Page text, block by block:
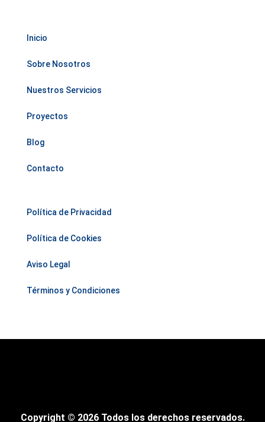
Inicio
Sobre Nosotros
Nuestros Servicios
Proyectos
Blog
Contacto
Política de Privacidad
Política de Cookies
Aviso Legal
Términos y Condiciones
Copyright © 2026 Todos los derechos reservados.